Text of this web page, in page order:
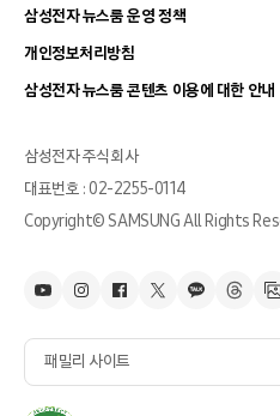
삼성전자 뉴스룸 운영 정책
개인정보처리방침
삼성전자 뉴스룸 콘텐츠 이용에 대한 안내
삼성전자 주식회사
대표번호 : 02-2255-0114
Copyright© SAMSUNG All Rights
패밀리 사이트